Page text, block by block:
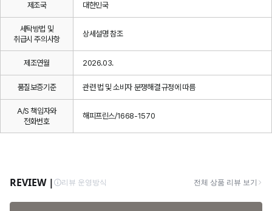
제조국 대한민국
세탁방법 및
취급시 주의사항
상세설명 참조
제조연월 2026.03.
품질보증기준 관련 법 및 소비자 분쟁해결 규정에 따름
A/S 책임자와
전화번호
해피프린스/1668-1570